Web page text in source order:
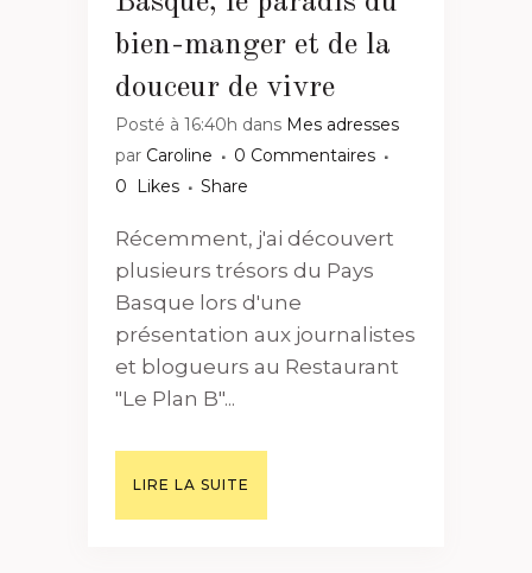
bien-manger et de la
douceur de vivre
Posté à 16:40h dans Mes adresses
par Caroline
0 Commentaires
0
Likes Share
Récemment, j'ai découvert
plusieurs trésors du Pays
Basque lors d'une
présentation aux journalistes
et blogueurs au Restaurant
"Le Plan B"...
LIRE LA SUITE